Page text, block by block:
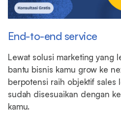
End-to-end service
Lewat solusi marketing yang
bantu bisnis kamu grow ke
berpotensi raih objektif sales
sudah disesuaikan dengan
kamu.